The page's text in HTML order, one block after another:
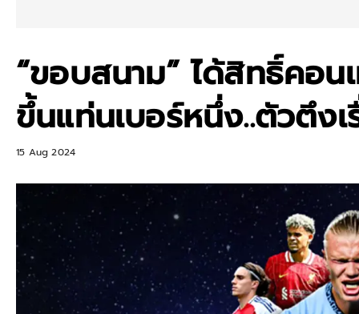
“ขอบสนาม” ได้สิทธิ์คอ
ขึ้นแท่นเบอร์หนึ่ง..ตัวตึง
15 Aug 2024